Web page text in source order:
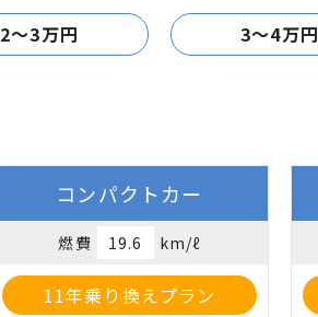
2～3万円 3～4万円
コンパクトカー
燃費 19.6 km/ℓ
11年乗り換えプラン